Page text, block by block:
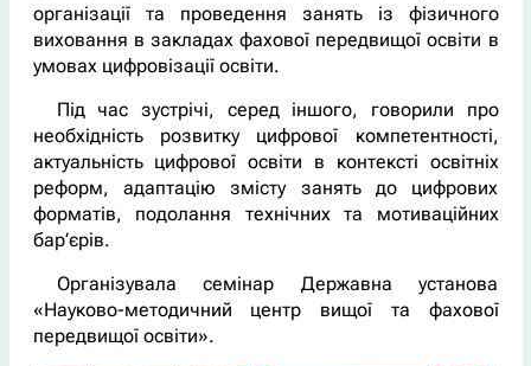
організації та проведення занять із фізичного
виховання в закладах фахової передвищої освіти в
умовах цифровізації освіти.
Під час зустрічі, серед іншого, говорили про
необхідність розвитку цифрової компетентності,
актуальність цифрової освіти в контексті освітніх
реформ, адаптацію змісту занять до цифрових
форматів, подолання технічних та мотиваційних
бар’єрів.
Організувала семінар Державна установа
«Науково-методичний центр вищої та фахової
передвищої освіти».